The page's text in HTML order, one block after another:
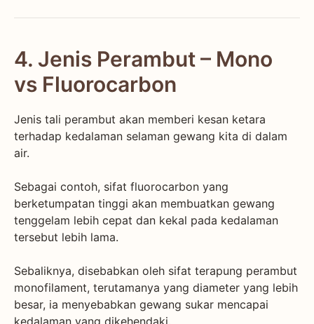
4. Jenis Perambut – Mono
vs Fluorocarbon
Jenis tali perambut akan memberi kesan ketara
terhadap kedalaman selaman gewang kita di dalam
air.
Sebagai contoh, sifat fluorocarbon yang
berketumpatan tinggi akan membuatkan gewang
tenggelam lebih cepat dan kekal pada kedalaman
tersebut lebih lama.
Sebaliknya, disebabkan oleh sifat terapung perambut
monofilament, terutamanya yang diameter yang lebih
besar, ia menyebabkan gewang sukar mencapai